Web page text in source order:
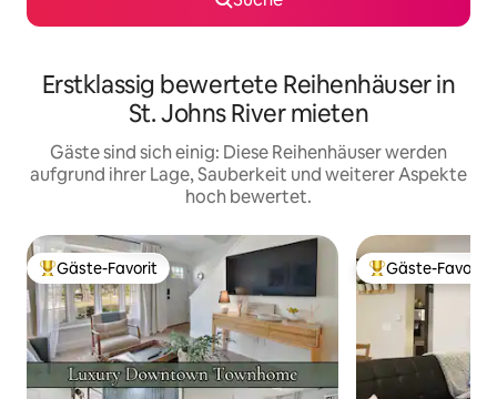
Erstklassig bewertete Reihenhäuser in
St. Johns River mieten
Gäste sind sich einig: Diese Reihenhäuser werden
aufgrund ihrer Lage, Sauberkeit und weiterer Aspekte
hoch bewertet.
Beliebter Gäste-Favorit.
Gäste-Favorit Beliebter Gäste-
Gäste-Favorit